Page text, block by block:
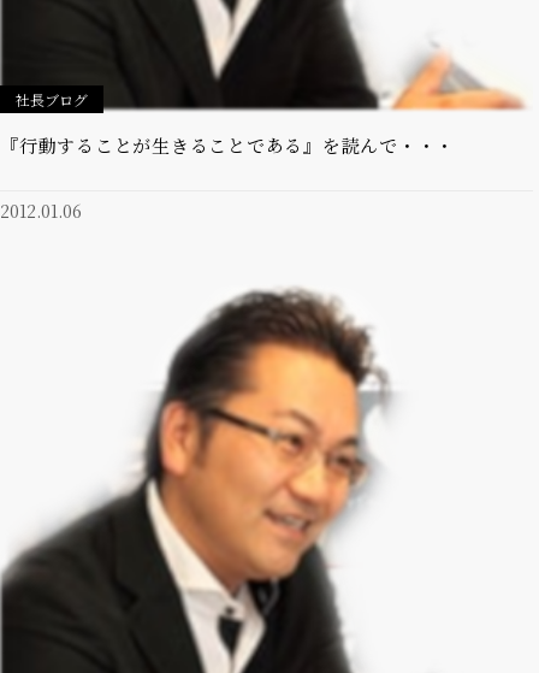
社長ブログ
『行動することが生きることである』を読んで・・・
2012.01.06